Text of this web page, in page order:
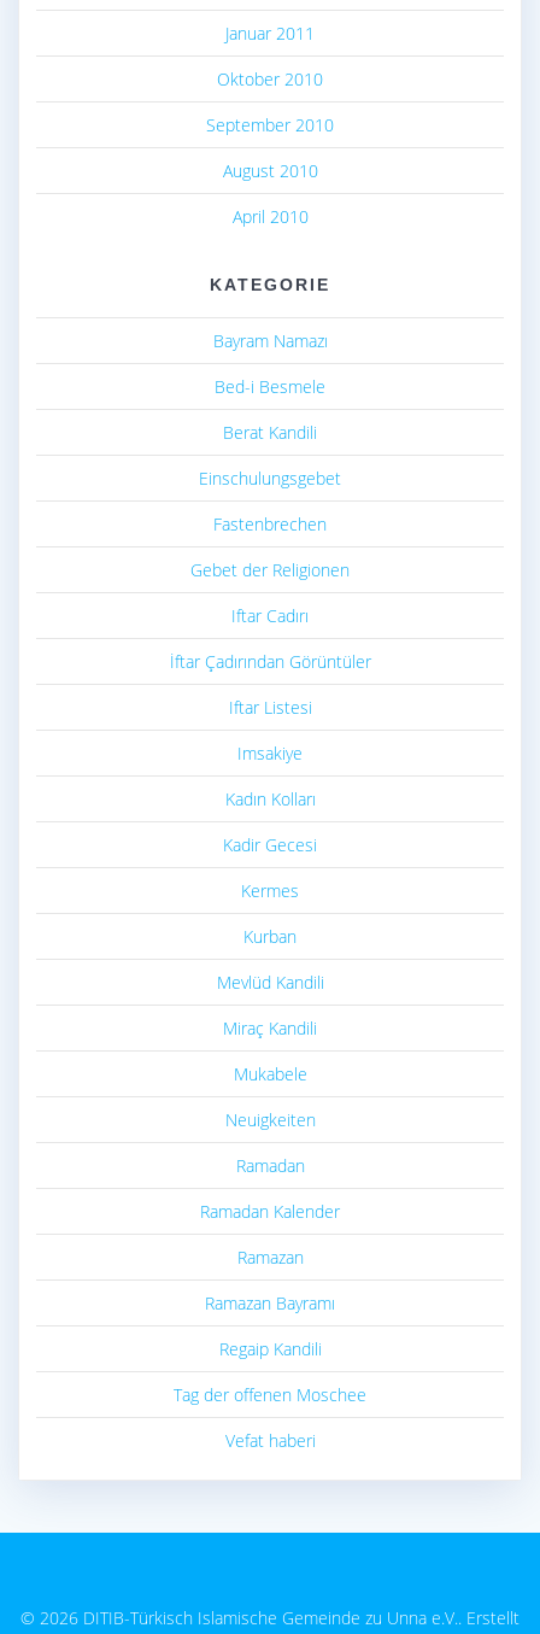
Januar 2011
Oktober 2010
September 2010
August 2010
April 2010
KATEGORIE
Bayram Namazı
Bed-i Besmele
Berat Kandili
Einschulungsgebet
Fastenbrechen
Gebet der Religionen
Iftar Cadırı
İftar Çadırından Görüntüler
Iftar Listesi
Imsakiye
Kadın Kolları
Kadir Gecesi
Kermes
Kurban
Mevlüd Kandili
Miraç Kandili
Mukabele
Neuigkeiten
Ramadan
Ramadan Kalender
Ramazan
Ramazan Bayramı
Regaip Kandili
Tag der offenen Moschee
Vefat haberi
© 2026 DITIB-Türkisch Islamische Gemeinde zu Unna e.V.. Erstellt